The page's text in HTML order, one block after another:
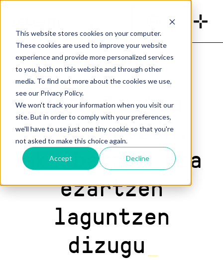
This website stores cookies on your computer.
These cookies are used to improve your website
experience and provide more personalized services
to you, both on this website and through other
media. To find out more about the cookies we use,
see our Privacy Policy.
We won't track your information when you visit our
site. But in order to comply with your preferences,
we'll have to use just one tiny cookie so that you're
not asked to make this choice again.
Accept Decline
BERRIKUNTZA
Berrikuntza
diseinatzen,
aktibatzen eta
ezartzen
laguntzen
dizugu